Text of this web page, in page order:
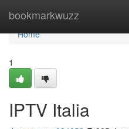
bookmarkwuzz
Home
Home
1
IPTV Italia